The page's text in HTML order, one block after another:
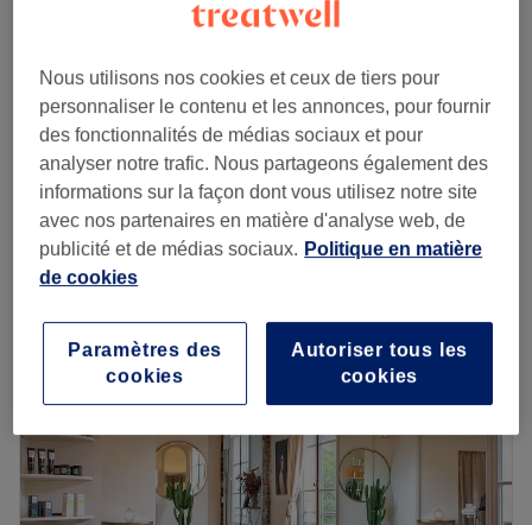
l'argile
50 min
à partir de
Femme - Mèches, coupe,
shampoing et brushing
1 h 45 min - 2 h 15 min
à partir de 79 €
Je veux en savoir plus
Mercredi
10:00–19:00
10:00 –
Samedi
11:00
18:00
Dimanche
Nous utilisons nos cookies et ceux de tiers pour
personnaliser le contenu et les annonces, pour fournir
des fonctionnalités de médias sociaux et pour
analyser notre trafic. Nous partageons également des
informations sur la façon dont vous utilisez notre site
avec nos partenaires en matière d'analyse web, de
publicité et de médias sociaux. Politique en matière
de cookies
Autoriser tous les
cookies
Paramètres des
cookies